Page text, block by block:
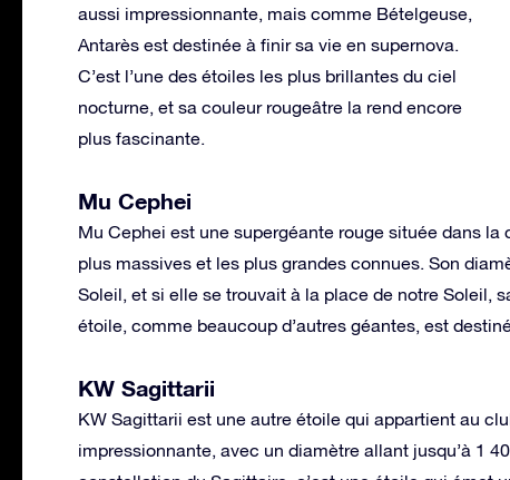
aussi impressionnante, mais comme Bételgeuse,
Antarès est destinée à finir sa vie en supernova.
C’est l’une des étoiles les plus brillantes du ciel
nocturne, et sa couleur rougeâtre la rend encore
plus fascinante.
Mu Cephei
Mu Cephei est une supergéante rouge située dans la
plus massives et les plus grandes connues. Son
Soleil, et si elle se trouvait à la place de notre Soleil,
étoile, comme beaucoup d’autres géantes, est
KW Sagittarii
KW Sagittarii est une autre étoile qui appartient au
impressionnante, avec un diamètre allant jusqu’à 1